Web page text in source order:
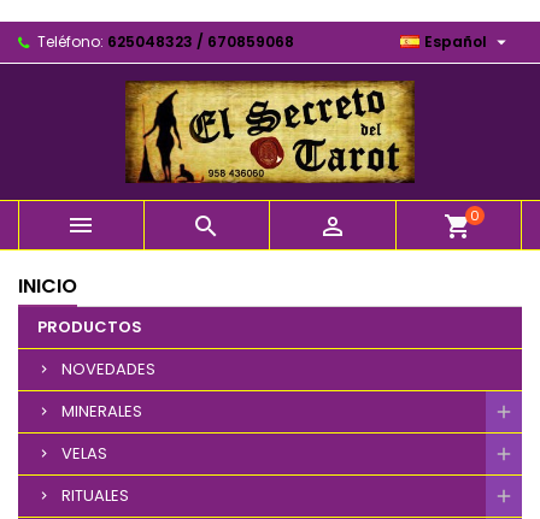
Teléfono: 625048323 / 670859068 Español 
   shopping_cart0
INICIO
PRODUCTOS
NOVEDADES
MINERALES
VELAS
RITUALES